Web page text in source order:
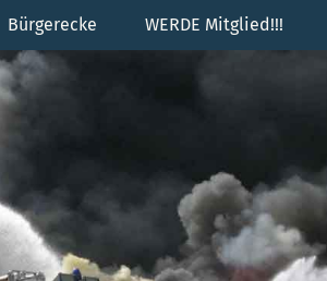
Bürgerecke WERDE Mitglied!!!